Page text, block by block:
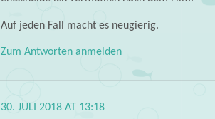
Auf jeden Fall macht es neugierig.
Zum Antworten anmelden
30. JULI 2018 AT 13:18